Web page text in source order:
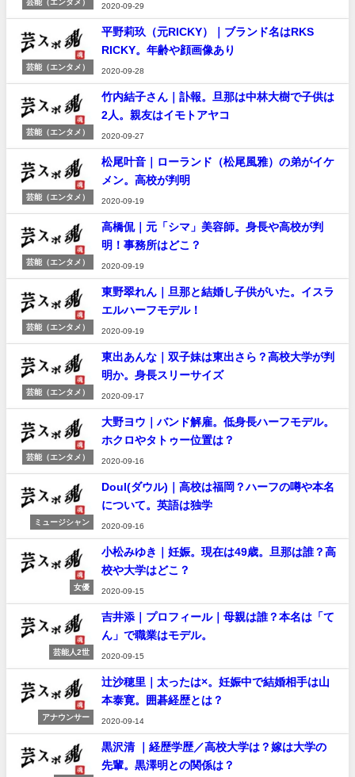
芸能（エンタメ）
2020-09-29
芸能（エンタメ）
平野莉玖（元RICKY）｜ブランド名はRKS
RICKY。年齢や顔画像あり
2020-09-28
芸能（エンタメ）
竹内結子さん｜訃報。旦那は中林大樹で子供は
2人。親友はイモトアヤコ
2020-09-27
芸能（エンタメ）
松尾叶音｜ローランド（松尾風雅）の弟がイケ
メン。高校が判明
2020-09-19
芸能（エンタメ）
高橋侃｜元「シマ」美容師。身長や高校が判
明！事務所はどこ？
2020-09-19
芸能（エンタメ）
東野翠れん｜旦那と結婚し子供がいた。イスラ
エルハーフモデル！
2020-09-19
芸能（エンタメ）
東出あんな｜双子妹は東出さら？高校大学が判
明か。身長スリーサイズ
2020-09-17
芸能（エンタメ）
大野ヨウ｜バンド解雇。低身長ハーフモデル。
ホクロやタトゥー位置は？
2020-09-16
ミュージシャン
Doul(ダウル)｜高校は福岡？ハーフの噂や本名
について。英語は独学
2020-09-16
女優
小松みゆき｜妊娠。現在は49歳。旦那は誰？高
校や大学はどこ？
2020-09-15
芸能人2世
吉井添｜プロフィール｜母親は誰？本名は「て
ん」で職業はモデル。
2020-09-15
アナウンサー
辻沙穂里｜太ったは×。妊娠中で結婚相手は山
本泰寛。囲碁経歴とは？
2020-09-14
黒沢清 ｜経歴学歴／高校大学は？嫁は大学の
先輩。黒澤明との関係は？